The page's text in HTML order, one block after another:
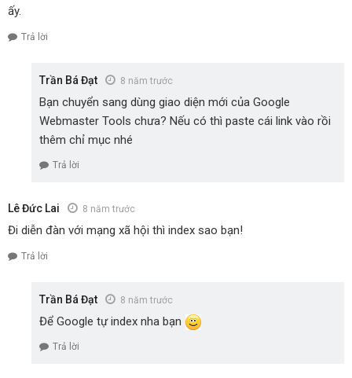
ấy.
Trả lời
Trần Bá Đạt 8 năm trước
Bạn chuyển sang dùng giao diện mới của Google
Webmaster Tools chưa? Nếu có thì paste cái link vào rồi
thêm chỉ mục nhé
Trả lời
Lê Đức Lai 8 năm trước
Đi diễn đàn với mạng xã hội thì index sao bạn!
Trả lời
Trần Bá Đạt 8 năm trước
Để Google tự index nha bạn
Trả lời